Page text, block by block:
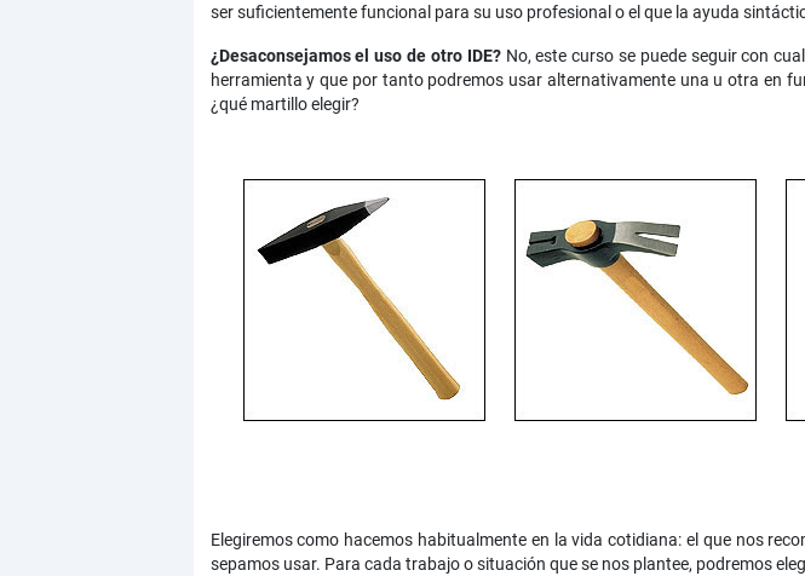
ser suficientemente funcional para su uso profesional o el que la ayuda
¿Desaconsejamos el uso de otro IDE?No, este curso se puede seguir con
herramienta y que por tanto podremos usar alternativamente una u otra en
¿qué martillo elegir?
Elegiremos como hacemos habitualmente en la vida cotidiana: el que nos
sepamos usar. Para cada trabajo o situación que se nos plantee, podremos